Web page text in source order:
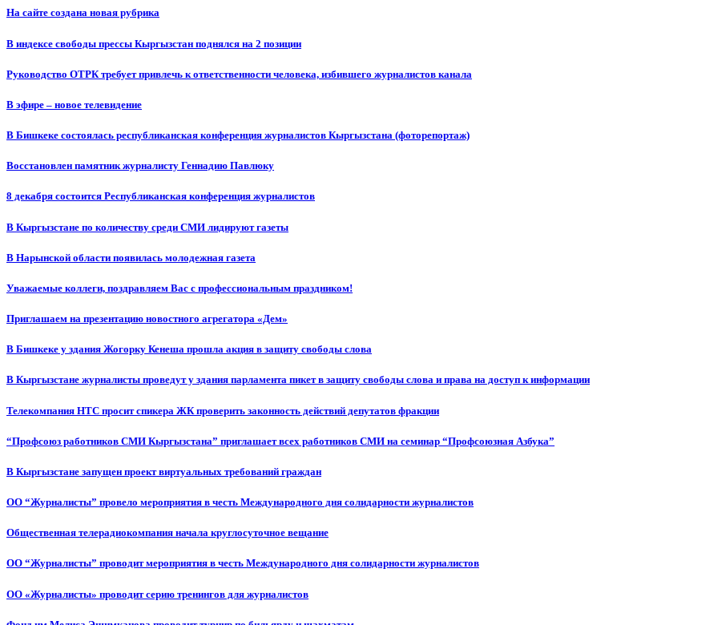
На сайте создана новая рубрика
В индексе свободы прессы Кыргызстан поднялся на 2 позиции
Руководство ОТРК требует привлечь к ответственности человека, избившего журналистов канала
В эфире – новое телевидение
В Бишкеке состоялась республиканская конференция журналистов Кыргызстана (фоторепортаж)
Восстановлен памятник журналисту Геннадию Павлюку
8 декабря состоится Республиканская конференция журналистов
В Кыргызстане по количеству среди СМИ лидируют газеты
В Нарынской области появилась молодежная газета
Уважаемые коллеги, поздравляем Вас с профессиональным праздником!
Приглашаем на презентацию новостного агрегатора «Дем»
В Бишкеке у здания Жогорку Кенеша прошла акция в защиту свободы слова
В Кыргызстане журналисты проведут у здания парламента пикет в защиту свободы слова и права на доступ к информации
Телекомпания НТС просит спикера ЖК проверить законность действий депутатов фракции
“Профсоюз работников СМИ Кыргызстана” приглашает всех работников СМИ на семинар “Профсоюзная Азбука”
В Кыргызстане запущен проект виртуальных требований граждан
ОО “Журналисты” провело мероприятия в честь Международного дня солидарности журналистов
Общественная телерадиокомпания начала круглосуточное вещание
ОО “Журналисты” проводит мероприятия в честь Международного дня солидарности журналистов
ОО «Журналисты» проводит серию тренингов для журналистов